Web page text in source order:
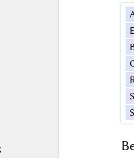
für
Platzhalter
als ein